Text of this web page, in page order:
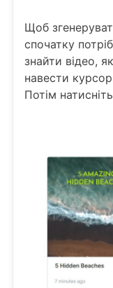
Щоб
спочатку
знайти відео,
навести
Потім